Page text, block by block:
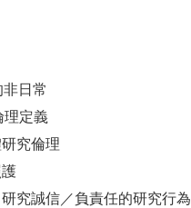
日常
理定義
究倫理
究誠信／負責任的研究行為